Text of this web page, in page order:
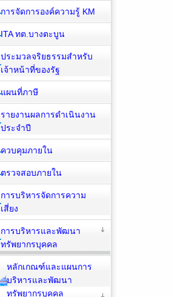
การจัดการองค์ความรู้ KM
ITA ทต.บางตะบูน
ประมวลจริยธรรมสำหรับ
เจ้าหน้าที่ของรัฐ
แผนที่ภาษี
รายงานผลการดำเนินงาน
ประจำปี
ควบคุมภายใน
ตรวจสอบภายใน
การบริหารจัดการความ
เสี่ยง
การบริหารและพัฒนา
ทรัพยากรบุคคล
หลักเกณฑ์และแผนการ
บริหารและพัฒนา
ทรัพยากรบุคคล